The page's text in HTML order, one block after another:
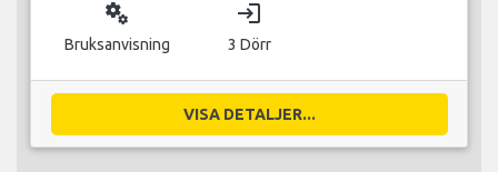
miscellaneous_services
Bruksanvisning
login
3 Dörr
VISA DETALJER...